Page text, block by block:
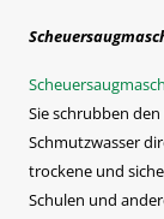
Sie schrubben
Schmutzwasser
trockene und
Schulen und